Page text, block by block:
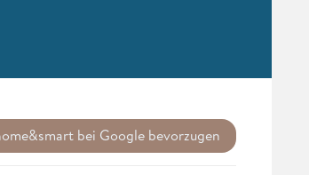
bei Google bevorzugen